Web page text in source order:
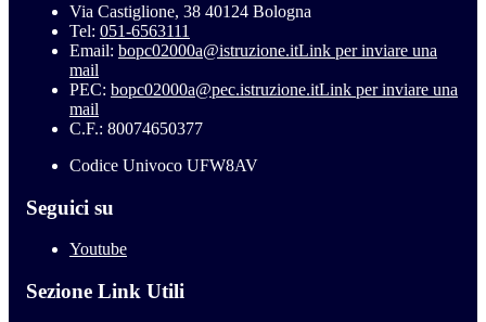
Via Castiglione, 38 40124 Bologna
Tel: 051-6563111
Email: bopc02000a@istruzione.itLink per inviare una
mail
PEC: bopc02000a@pec.istruzione.itLink per inviare una
mail
C.F.: 80074650377
Codice Univoco UFW8AV
Seguici su
Youtube
Sezione Link Utili